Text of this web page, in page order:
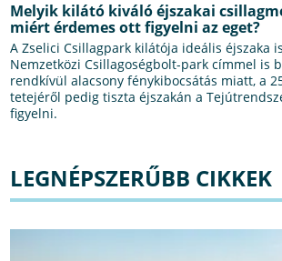
Melyik kilátó kiváló éjszakai
miért érdemes ott figyelni az eget?
A Zselici Csillagpark kilátója ideális éjszaka
Nemzetközi Csillagoségbolt-park címmel is
rendkívül alacsony fénykibocsátás miatt, a
tetejéről pedig tiszta éjszakán a
figyelni.
LEGNÉPSZERŰBB CIKKEK